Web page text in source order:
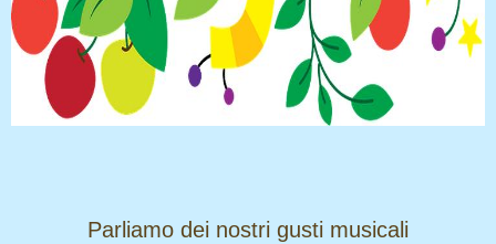
​​​​​​​Parliamo dei nostri gusti musicali